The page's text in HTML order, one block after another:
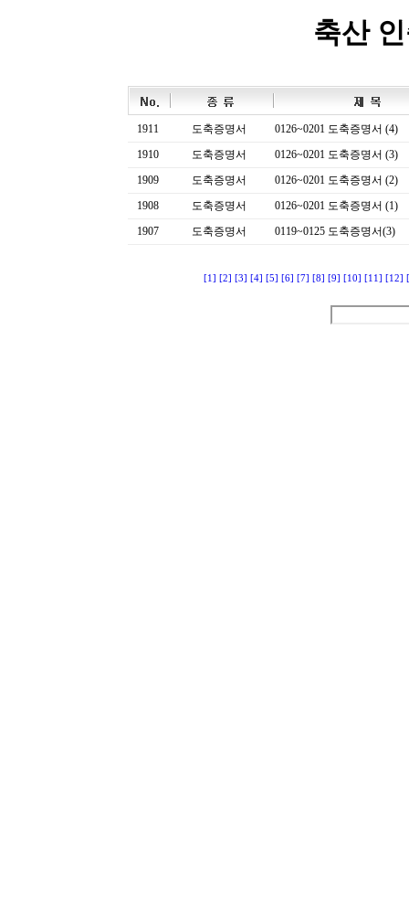
축산
1911 도축증명서
0126~0201 도축증명서 (4)
1910
도축증명서
0126~0201 도축증명서 (3)
1909
도축증명서
0126~0201 도축증명서 (2)
1908
도축증명서
0126~0201 도축증명서 (1)
1907
도축증명서 0119~0125 도축증명서(3)
[1] [2] [3] [4] [5] [6] [7] [8] [9] [10] [11] [12]